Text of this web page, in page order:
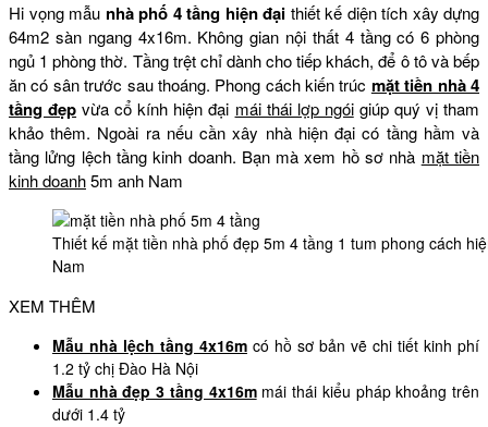
Hi vọng mẫu nhà phố 4 tầng hiện đại thiết kế diện tích xây dựng
64m2 sàn ngang 4x16m. Không gian nội thất 4 tầng có 6 phòng
ngủ 1 phòng thờ. Tầng trệt chỉ dành cho tiếp khách, để ô tô và bếp
ăn có sân trước sau thoáng. Phong cách kiến trúc mặt tiền nhà 4
tầng đẹp vừa cổ kính hiện đại mái thái lợp ngóigiúp quý vị tham
khảo thêm. Ngoài ra nếu cần xây nhà hiện đại có tầng hầm và
tầng lửng lệch tầng kinh doanh. Bạn mà xem hồ sơ nhà mặt tiền
kinh doanh5m anh Nam
Thiết kế mặt tiền nhà phố đẹp 5m 4 tầng 1 tum phong cách
Nam
XEM THÊM
Mẫu nhà lệch tầng 4x16m có hồ sơ bản vẽ chi tiết kinh phí
1.2 tỷ chị Đào Hà Nội
Mẫu nhà đẹp 3 tầng 4x16mmái thái kiểu pháp khoảng trên
dưới 1.4 tỷ